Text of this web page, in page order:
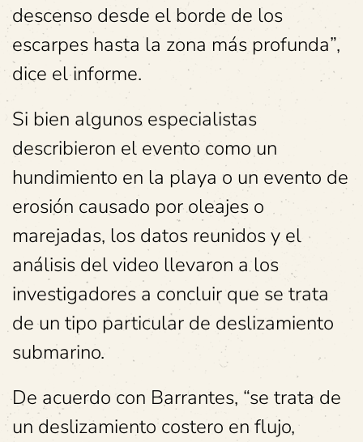
descenso desde el borde de los
escarpes hasta la zona más profunda”,
dice el informe.
Si bien algunos especialistas
describieron el evento como un
hundimiento en la playa o un evento de
erosión causado por oleajes o
marejadas, los datos reunidos y el
análisis del video llevaron a los
investigadores a concluir que se trata
de un tipo particular de deslizamiento
submarino.
De acuerdo con Barrantes, “se trata de
un deslizamiento costero en flujo,